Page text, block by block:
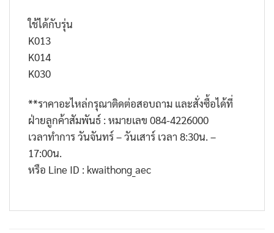
ใช้ได้กับรุ่น
K013
K014
K030
**ราคาอะไหล่กรุณาติดต่อสอบถาม และสั่งซื้อได้ที่
ฝ่ายลูกค้าสัมพันธ์ : หมายเลข 084-4226000
เวลาทำการ วันจันทร์ – วันเสาร์ เวลา 8:30น. –
17:00น.
หรือ Line ID : kwaithong_aec